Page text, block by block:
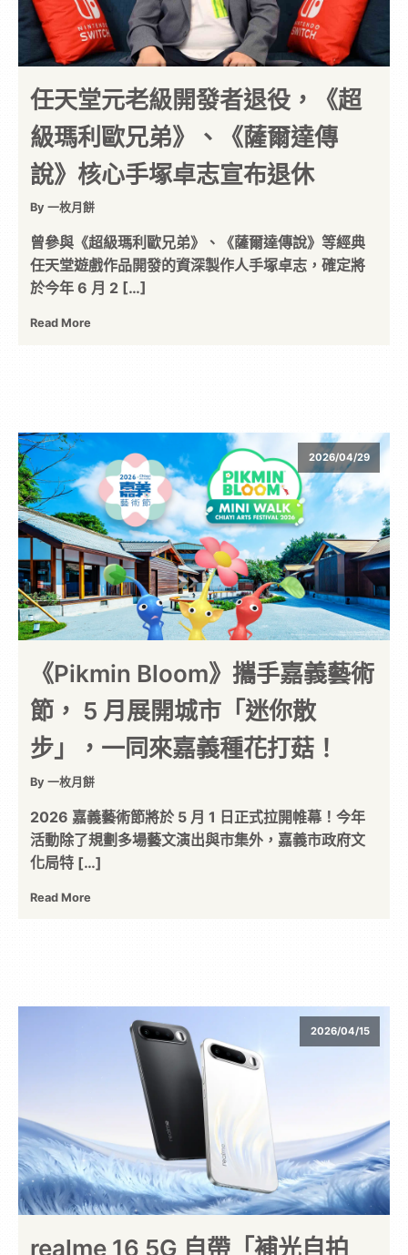
任天堂元老級開發者退役，《超
級瑪利歐兄弟》、《薩爾達傳
說》核心手塚卓志宣布退休
By 一枚月餅
曾參與《超級瑪利歐兄弟》、《薩爾達傳說》等經典
任天堂遊戲作品開發的資深製作人手塚卓志，確定將
於今年 6 月 2 […]
Read More
2026/04/29
《Pikmin Bloom》攜手嘉義藝術
節， 5 月展開城市「迷你散
步」，一同來嘉義種花打菇！
By 一枚月餅
2026 嘉義藝術節將於 5 月 1 日正式拉開帷幕！今年
活動除了規劃多場藝文演出與市集外，嘉義市政府文
化局特 […]
Read More
2026/04/15
realme 16 5G 自帶「補光自拍